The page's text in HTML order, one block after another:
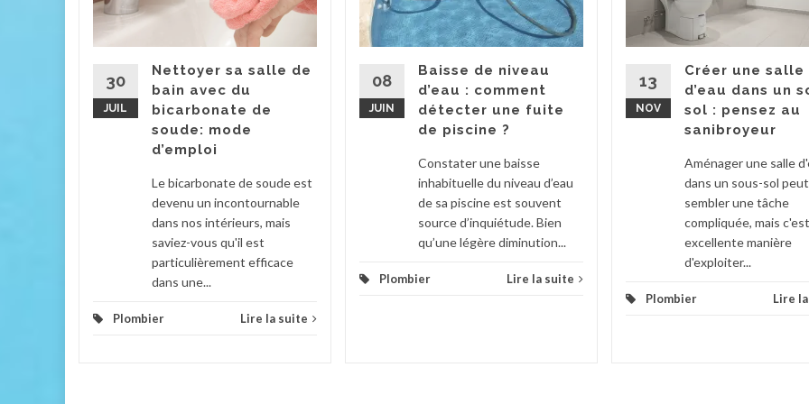
30
JUIL
Nettoyer sa salle de
bain avec du
bicarbonate de
soude: mode
d’emploi
Le bicarbonate de soude est
devenu un incontournable
dans nos intérieurs, mais
saviez-vous qu'il est
particulièrement efficace
dans une...
Plombier Lire la suite
08
JUIN
Baisse de niveau
d’eau : comment
détecter une fuite
de piscine ?
Constater une baisse
inhabituelle du niveau d’eau
de sa piscine est souvent
source d’inquiétude. Bien
qu’une légère diminution...
Plombier Lire la suite
13
NOV
Créer une salle
d’eau dans un
sol : pensez au
sanibroyeur
Aménager une salle
dans un sous-sol peut
sembler une tâche
compliquée, mais
excellente manière
d'exploiter...
Plombier Lire